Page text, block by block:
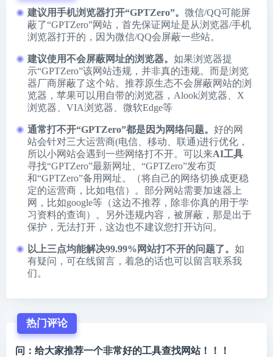
建议用手机浏览器打开“GPTZero”。 微信/QQ可能屏
蔽了“GPTZero”网站，首先保证网址是从浏览器/手机
浏览器打开的，因为微信/QQ会屏蔽一些站。
建议使用不会屏蔽网址的浏览器。 如果浏览器提
示“GPTZero”该网站违规，并非真的违规。而是浏览
器厂商屏蔽了这个站。推荐原生态不会屏蔽网站的浏
览器，苹果可以用自带的浏览器， Alook浏览器
X
浏览器
VIA浏览器 微软Edge等
通常打不开“GPTZero”都是因为网络问题。 好的网
站会针对三大运营商(电信、移动、联通)进行优化，
所以小网站会遇到一些网络打不开。可以来AI工具
寻找“GPTZero”最新网址、“GPTZero”发布页
和“GPTZero”备用网址。（将自己的网络切换成更稳
定的运营商，比如电信）。部分网站需要加速器上
网，比如google等（这边不推荐，除非你真的用于学
习资料的查询）。另外违规内容，被屏蔽，那是出于
保护，无法打开，这边也不建议您打开访问。
以上三点均能解决99.99%网站打不开的问题了。 如
有疑问，可在线留言，着急的话也可以留言联系我
们。
热门评论
问：给大家推荐一个非常好的工具查找网站！！！